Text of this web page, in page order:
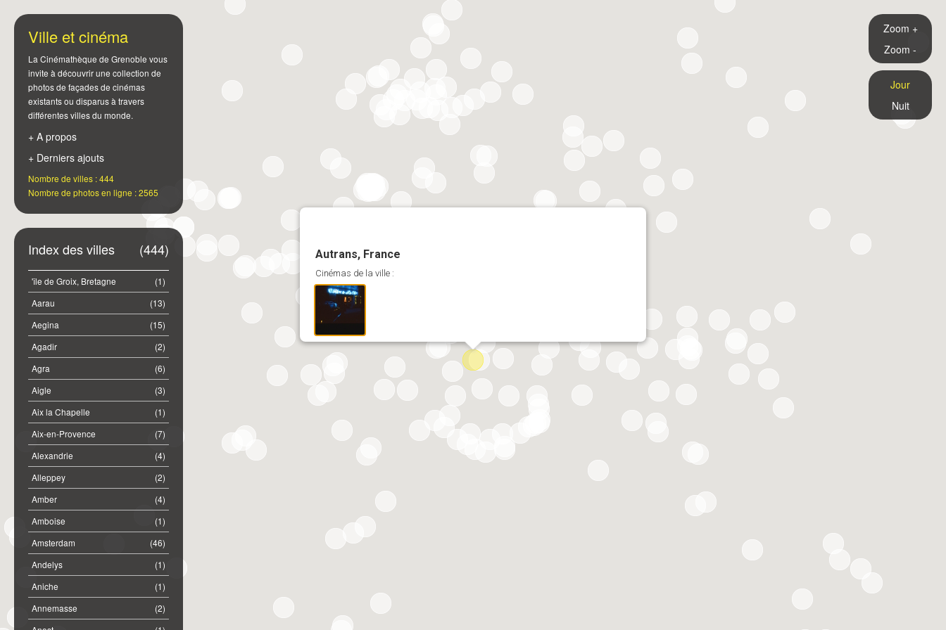
Autrans, France
Cinémas de la ville :
Ville et cinéma
La Cinémathèque de Grenoble vous
invite à découvrir une collection de
photos de façades de cinémas
existants ou disparus à travers
différentes villes du monde.
+ A propos
+ Derniers ajouts
Nombre de villes : 444
Nombre de photos en ligne : 2565
(444)
Index des villes
(1)
'île de Groix, Bretagne
(13)
Aarau
(15)
Aegina
(2)
Agadir
(6)
Agra
(3)
Aigle
(1)
Aix la Chapelle
(7)
Aix-en-Provence
(4)
Alexandrie
(2)
Alleppey
(4)
Amber
(1)
Amboise
(46)
Amsterdam
(1)
Andelys
(1)
Aniche
(2)
Annemasse
Zoom +
Zoom -
Jour
Nuit